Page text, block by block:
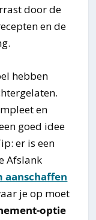
door de
en de
hebben
en
goed idee
er is een
Afslank
aanschaffen
je op moet
optie